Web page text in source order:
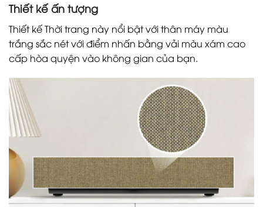
Thiết kế ấn tượng
Thiết kế Thời trang này nổi bật với thân máy màu
trắng sắc nét với điểm nhấn bằng vải màu xám cao
cấp hòa quyện vào không gian của bạn.